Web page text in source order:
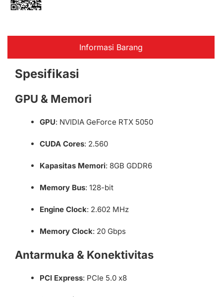
Informasi Barang
Spesifikasi
GPU & Memori
GPU: NVIDIA GeForce RTX 5050
CUDA Cores: 2.560
Kapasitas Memori: 8GB GDDR6
Memory Bus: 128-bit
Engine Clock: 2.602 MHz
Memory Clock: 20 Gbps
Antarmuka & Konektivitas
PCI Express: PCIe 5.0 x8